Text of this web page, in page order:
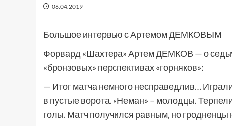
06.04.2019
Большое интервью с Артемом ДЕМКОВЫМ
Форвард «Шахтера» Артем ДЕМКОВ — о
«бронзовых» перспективах «горняков»:
— Итог матча немного несправедлив…
в пустые ворота. «Неман» – молодцы.
голы. Матч получился равным, но гродненцы